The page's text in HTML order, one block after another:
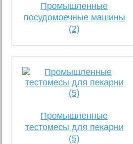
Промышленные
посудомоечные машины
(2)
Промышленные
тестомесы для пекарни
(5)